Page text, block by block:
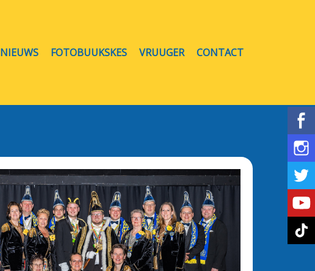
NIEUWS FOTOBUUKSKES VRUUGER CONTACT